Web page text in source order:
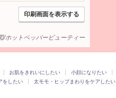
印刷画面を表示する
/ホットペッパービューティー
お肌をきれいにしたい 小顔になりたい
をしたい 太モモ・ヒップまわりをケアしたい